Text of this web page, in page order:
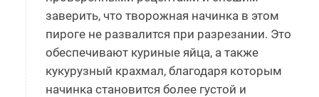
заверить, что творожная начинка в этом
пироге не развалится при разрезании. Это
обеспечивают куриные яйца, а также
кукурузный крахмал, благодаря которым
начинка становится более густой и